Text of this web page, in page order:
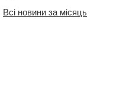
Всі новини за місяць